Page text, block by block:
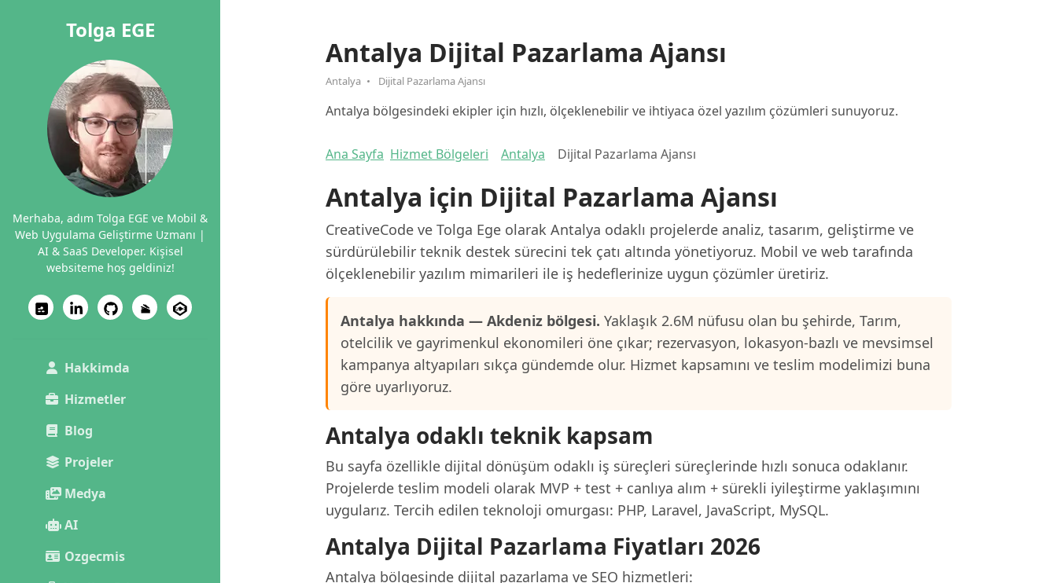
Tolga EGE
Merhaba, adım Tolga EGE ve Mobil &
Web Uygulama Geliştirme Uzmanı |
AI & SaaS Developer. Kişisel
websiteme hoş geldiniz!
Hakkimda
Hizmetler
Blog
Projeler
Medya
AI
Ozgecmis
Antalya Dijital Pazarlama Ajansı
Antalya Dijital Pazarlama Ajansı
Antalya bölgesindeki ekipler için hızlı, ölçeklenebilir ve ihtiyaca özel yazılım çözümleri sunuyoruz.
Ana Sayfa Hizmet Bölgeleri Antalya Dijital Pazarlama Ajansı
Antalya için Dijital Pazarlama Ajansı
CreativeCode ve Tolga Ege olarak Antalya odaklı projelerde analiz, tasarım, geliştirme ve
sürdürülebilir teknik destek sürecini tek çatı altında yönetiyoruz. Mobil ve web tarafında
ölçeklenebilir yazılım mimarileri ile iş hedeflerinize uygun çözümler üretiriz.
Antalya hakkında — Akdeniz bölgesi. Yaklaşık 2.6M nüfusu olan bu şehirde, Tarım,
otelcilik ve gayrimenkul ekonomileri öne çıkar; rezervasyon, lokasyon-bazlı ve mevsimsel
kampanya altyapıları sıkça gündemde olur. Hizmet kapsamını ve teslim modelimizi buna
göre uyarlıyoruz.
Antalya odaklı teknik kapsam
Bu sayfa özellikle dijital dönüşüm odaklı iş süreçleri süreçlerinde hızlı sonuca odaklanır.
Projelerde teslim modeli olarak MVP + test + canlıya alım + sürekli iyileştirme yaklaşımını
uygularız. Tercih edilen teknoloji omurgası: PHP, Laravel, JavaScript, MySQL.
Antalya Dijital Pazarlama Fiyatları 2026
Antalya bölgesinde dijital pazarlama ve SEO hizmetleri: